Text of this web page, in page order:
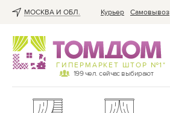
МОСКВА И ОБЛ. Курьер Cамовывоз
ГИПЕРМАРКЕТ ШТОР №1*
199чел. сейчас выбирают